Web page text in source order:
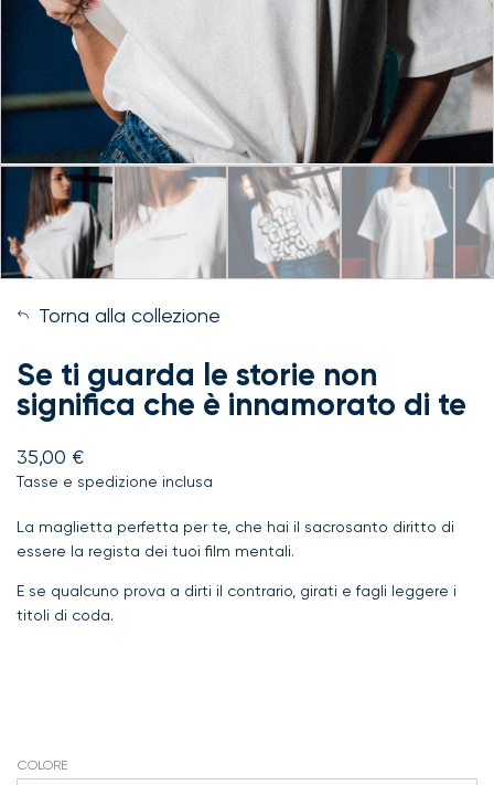
Torna alla collezione
Se ti guarda le storie non
significa che è innamorato di te
35,00 €
Tasse e spedizione inclusa
La maglietta perfetta per te, che hai il sacrosanto diritto di
essere la regista dei tuoi film mentali.
E se qualcuno prova a dirti il contrario, girati e fagli leggere i
titoli di coda.
COLORE